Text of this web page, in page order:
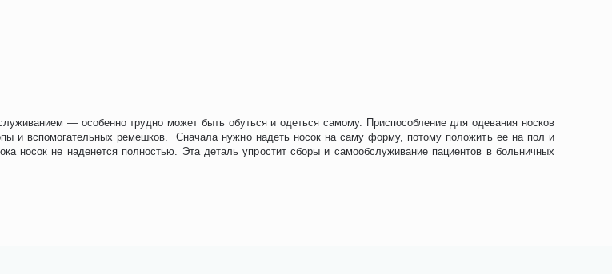
— особенно трудно может быть обуться и одеться самому. Приспособление для одевания носков
и вспомогательных ремешков. Сначала нужно надеть носок на саму форму, потому положить ее на пол и
носок не наденется полностью. Эта деталь упростит сборы и самообслуживание пациентов в больничных